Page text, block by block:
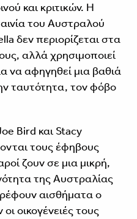
και κριτικών. Η
του Αυστραλού
δεν περιορίζεται στα
αλλά χρησιμοποιεί
να αφηγηθεί μια βαθιά
ταυτότητα, τον φόβο
Bird και Stacy
τους έφηβους
ζουν σε μια μικρή,
της Αυστραλίας
αισθήματα ο
οικογένειές τους